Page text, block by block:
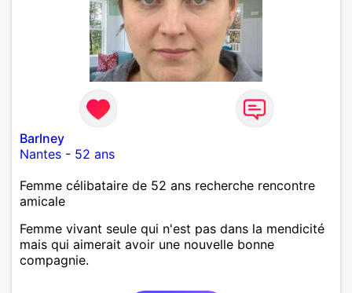
Barlney
Nantes - 52 ans
Femme célibataire de 52 ans recherche rencontre
amicale
Femme vivant seule qui n'est pas dans la mendicité
mais qui aimerait avoir une nouvelle bonne
compagnie.